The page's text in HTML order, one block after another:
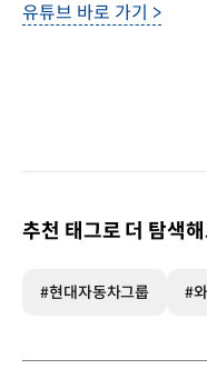
유튜브 바로 가기 >
추천 태그로 더 탐색
#현대자동차그룹 #